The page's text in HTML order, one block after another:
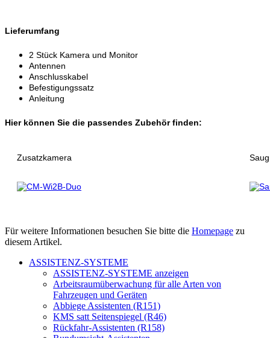
Lieferumfang
2 Stück Kamera und Monitor
Antennen
Anschlusskabel
Befestigungssatz
Anleitung
Hier können Sie die passendes Zubehör finden:
Zusatzkamera
Für weitere Informationen besuchen Sie bitte die Homepage zu
diesem Artikel.
ASSISTENZ-SYSTEME
ASSISTENZ-SYSTEME anzeigen
Arbeitsraumüberwachung für alle Arten von
Fahrzeugen und Geräten
Abbiege Assistenten (R151)
KMS satt Seitenspiegel (R46)
Rückfahr-Assistenten (R158)